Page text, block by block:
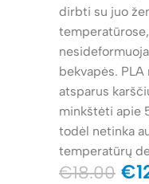
dirbti su juo
bekvapės. PLA
atsparus
minkštėti apie
todėl netinka
temperatūrų
€18.00 €